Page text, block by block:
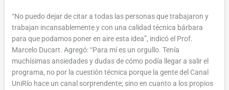
“No puedo dejar de citar a todas las personas que trabajaron y
trabajan incansablemente y con una calidad técnica bárbara
para que podamos poner en aire esta idea”, indicó el Prof.
Marcelo Ducart. Agregó: “Para mí es un orgullo. Tenía
muchísimas ansiedades y dudas de cómo podía llegar a salir el
programa, no por la cuestión técnica porque la gente del Canal
UniRío hace un canal sorprendente; sino en cuanto a los propios